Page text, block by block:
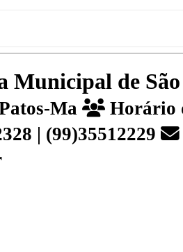
de São
Ma
Horário
| (99)35512229